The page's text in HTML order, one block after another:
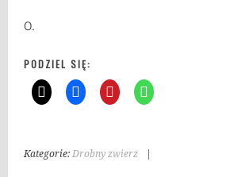
O.
PODZIEL SIĘ:
Kategorie:Drobny zwierz